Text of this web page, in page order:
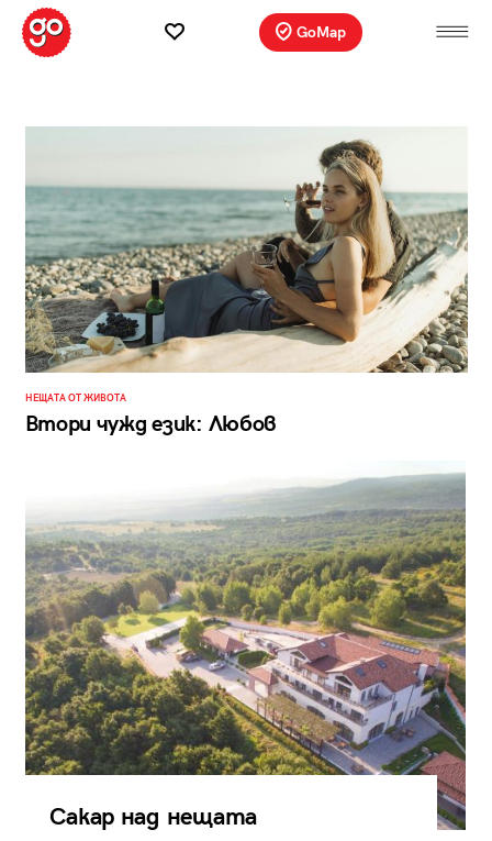
GoMap
НЕЩАТА ОТ ЖИВОТА
Втори чужд език: Любов
Сакар над нещата